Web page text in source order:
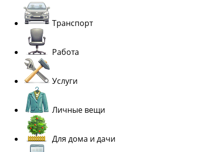
Транспорт
Работа
Услуги
Личные вещи
Для дома и дачи